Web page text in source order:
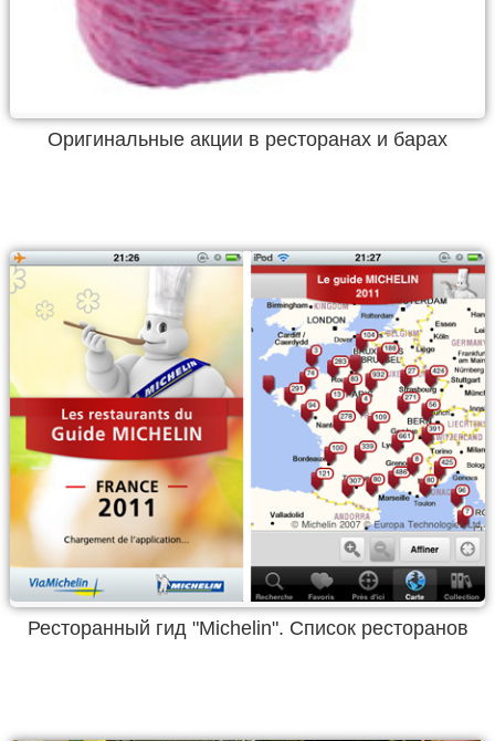
Оригинальные акции в ресторанах и барах
Ресторанный гид "Michelin". Список ресторанов